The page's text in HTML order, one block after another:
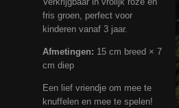
fris groen, perfect voor
kinderen vanaf 3 jaar.
Afmetingen: 15 cm breed × 7
cm diep
Een lief vriendje om mee te
knuffelen en mee te spelen!